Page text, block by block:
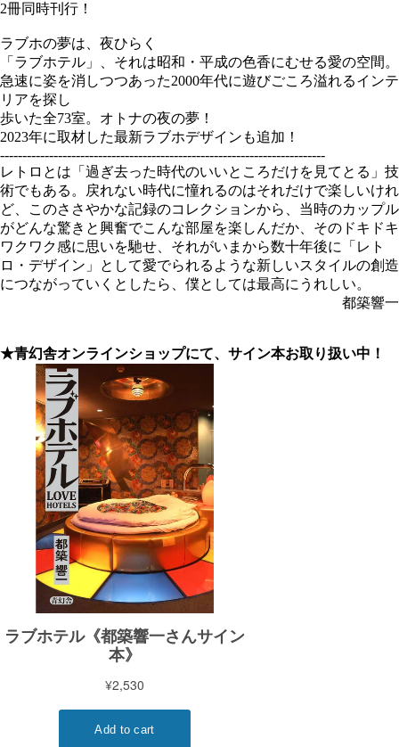
2冊同時刊行！
ラブホの夢は、夜ひらく
「ラブホテル」、それは昭和・平成の色香にむせる愛の空間。
急速に姿を消しつつあった2000年代に遊びごころ溢れるインテ
リアを探し
歩いた全73室。オトナの夜の夢！
2023年に取材した最新ラブホデザインも追加！
-------------------------------------------------------------------------
レトロとは「過ぎ去った時代のいいところだけを見てとる」技
術でもある。戻れない時代に憧れるのはそれだけで楽しいけれ
ど、このささやかな記録のコレクションから、当時のカップル
がどんな驚きと興奮でこんな部屋を楽しんだか、そのドキドキ
ワクワク感に思いを馳せ、それがいまから数十年後に「レト
ロ・デザイン」として愛でられるような新しいスタイルの創造
につながっていくとしたら、僕としては最高にうれしい。
都築響一
★青幻舎オンラインショップにて、サイン本お取り扱い中！